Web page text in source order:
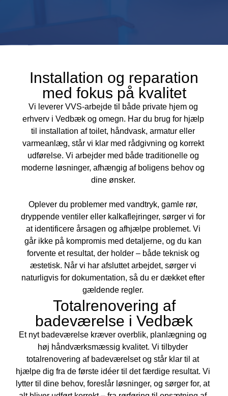
Installation og reparation
med fokus på kvalitet
Vi leverer VVS-arbejde til både private hjem og
erhverv i Vedbæk og omegn. Har du brug for hjælp
til installation af toilet, håndvask, armatur eller
varmeanlæg, står vi klar med rådgivning og korrekt
udførelse. Vi arbejder med både traditionelle og
moderne løsninger, afhængig af boligens behov og
dine ønsker.
Oplever du problemer med vandtryk, gamle rør,
dryppende ventiler eller kalkaflejringer, sørger vi for
at identificere årsagen og afhjælpe problemet. Vi
går ikke på kompromis med detaljerne, og du kan
forvente et resultat, der holder – både teknisk og
æstetisk. Når vi har afsluttet arbejdet, sørger vi
naturligvis for dokumentation, så du er dækket efter
gældende regler.
Totalrenovering af
badeværelse i Vedbæk
Et nyt badeværelse kræver overblik, planlægning og
høj håndværksmæssig kvalitet. Vi tilbyder
totalrenovering af badeværelset og står klar til at
hjælpe dig fra de første idéer til det færdige resultat. Vi
lytter til dine behov, foreslår løsninger, og sørger for, at